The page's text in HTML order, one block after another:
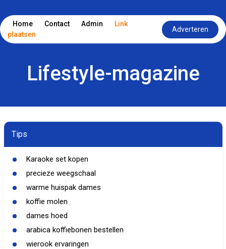
Home Contact Admin
Link
plaatsen
Adverteren
Lifestyle-magazine
Tips
Karaoke set kopen
precieze weegschaal
warme huispak dames
koffie molen
dames hoed
arabica koffiebonen bestellen
wierook ervaringen